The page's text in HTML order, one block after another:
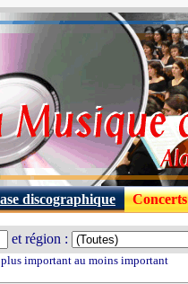
discographique Concerts
et région :
important au moins important